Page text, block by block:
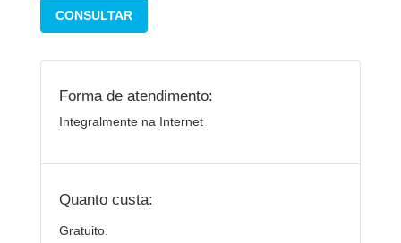
CONSULTAR
Forma de atendimento:
Integralmente na Internet
Quanto custa:
Gratuito.